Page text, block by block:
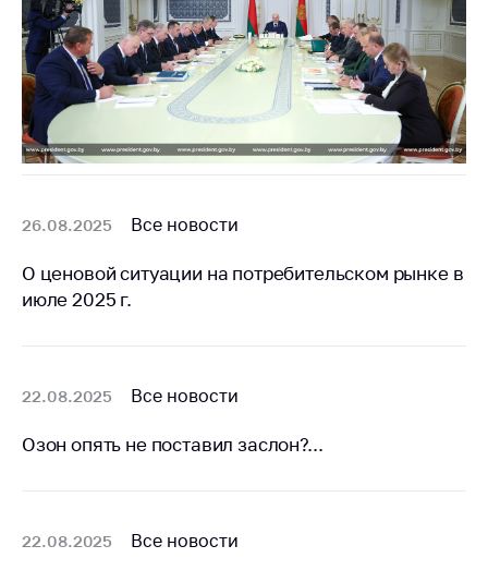
сотрудничество
Применение мер
нетарифного
регулирования
Биржевая торговля
Выставочная
Республике
Беларусь
Защита
персональных
Личный прием
линия
26.08.2025 Все новости
О ценовой ситуации на потребительском рынке в
июле 2025 г.
22.08.2025 Все новости
Озон опять не поставил заслон?...
22.08.2025 Все новости